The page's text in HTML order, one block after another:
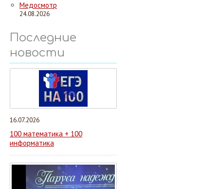
Медосмотр
24.08.2026
Последние
новости
16.07.2026
100 математика + 100
информатика